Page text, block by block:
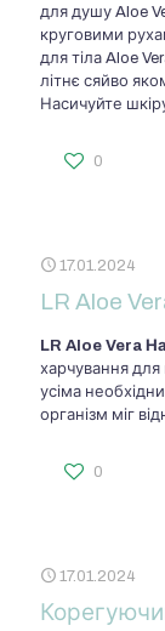
для душу Aloe
круговими
для тіла Aloe
літнє сяйво
Насичуйте
0
17.01.2024
LR Aloe
LR Aloe Vera
харчування для
усіма
організм міг
0
17.01.2024